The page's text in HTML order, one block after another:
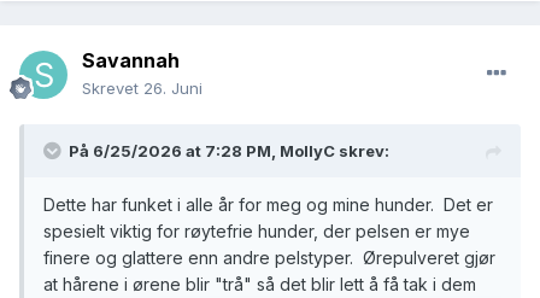
Savannah
Skrevet 26. Juni
På 6/25/2026 at 7:28 PM, MollyC skrev:
Dette har funket i alle år for meg og mine hunder. Det er
spesielt viktig for røytefrie hunder, der pelsen er mye
finere og glattere enn andre pelstyper. Ørepulveret gjør
at hårene i ørene blir "trå" så det blir lett å få tak i dem